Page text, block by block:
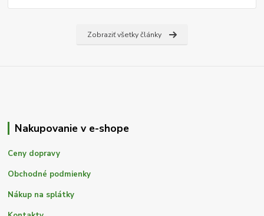
Zobraziť všetky články
Nakupovanie v e-shope
Ceny dopravy
Obchodné podmienky
Nákup na splátky